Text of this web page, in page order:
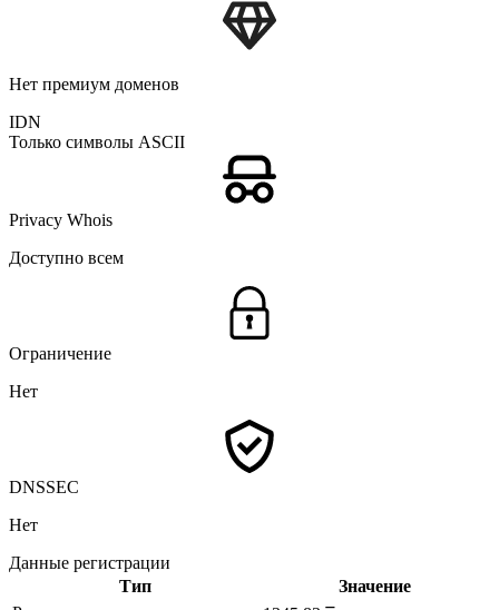
Нет премиум доменов
IDN
Только символы ASCII
Privacy Whois
Доступно всем
Ограничение
Нет
DNSSEC
Нет
Данные регистрации
Тип
Значение